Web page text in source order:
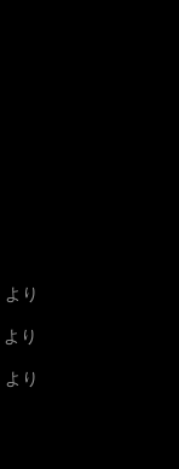
より
より
より